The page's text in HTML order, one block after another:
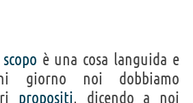
scopo è una cosa languida e
giorno noi dobbiamo
propositi, dicendo a noi